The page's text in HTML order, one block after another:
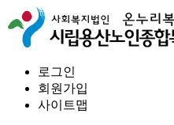
로그인
회원가입
사이트맵